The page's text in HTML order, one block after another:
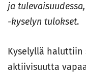
ja
-kyselyn tulokset.
Kyselyllä haluttiin
aktiivisuutta